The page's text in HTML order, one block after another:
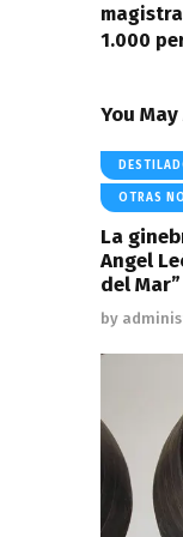
1.000
You
OTRAS
La
Angel
del Mar”
by